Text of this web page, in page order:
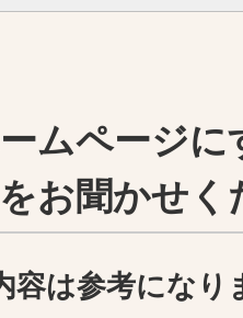
ムページ
お聞かせく
容は参考になり